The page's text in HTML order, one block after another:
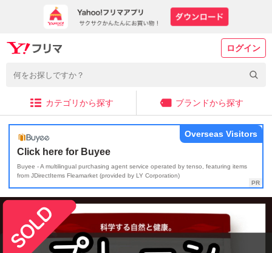
ログイン
カテゴリから探す ブランドから探す
Click here for Buyee
Buyee - A multilingual purchasing agent service operated by tenso, featuring items
from JDirectItems Fleamarket (provided by LY Corporation)
Overseas Visitors